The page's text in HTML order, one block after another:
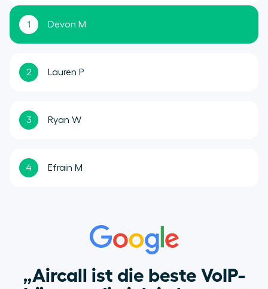
1 Devon M
2 Lauren P
3 Ryan W
4 Efrain M
„Aircall ist die beste VoIP-